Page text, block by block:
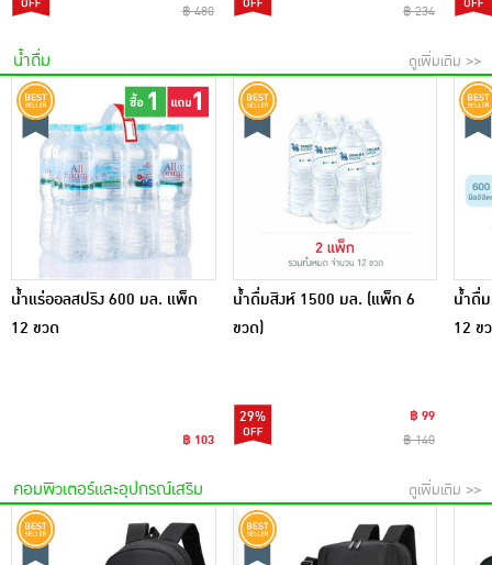
฿ 480
฿ 234
น้ำดื่ม ดูเพิ่มเติม >>
น้ำแร่ออลสปริง 600 มล. แพ็ก
12 ขวด
฿ 103
น้ำดื่มสิงห์ 1500 มล. (แพ็ก 6
ขวด)
29%
฿ 99
฿ 140
น้ำดื่
12 ข
คอมพิวเตอร์และอุปกรณ์เสริม ดูเพิ่มเติม >>